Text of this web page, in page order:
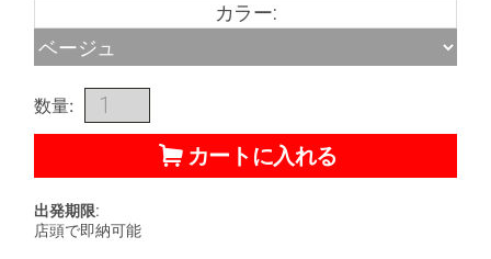
カラー:
数量:
カートに入れる
出発期限:
店頭で即納可能